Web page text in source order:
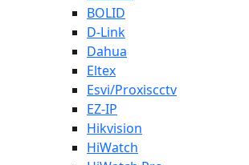
BOLID
D-Link
Dahua
Eltex
Esvi/Proxiscctv
EZ-IP
Hikvision
HiWatch